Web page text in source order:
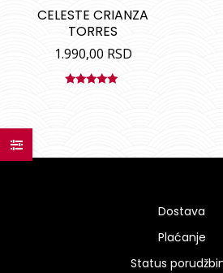
CELESTE CRIANZA
TORRES
1.990,00 RSD
Dostava
Plaćanje
Status